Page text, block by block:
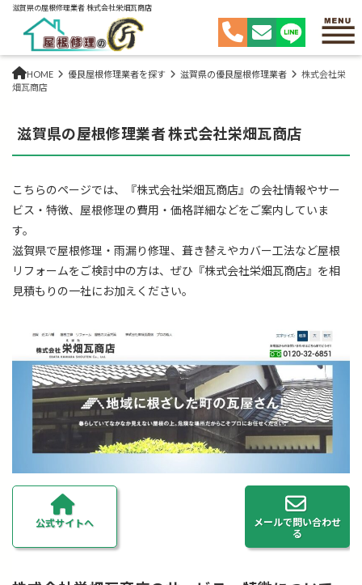
滋賀県の屋根修理業者 株式会社栄畑瓦商店
HOME 優良屋根修理業者を探す 滋賀県の優良屋根修理業者
株式会社栄
畑瓦商店
滋賀県の屋根修理業者 株式会社栄畑瓦商店
こちらのページでは、『株式会社栄畑瓦商店』の会社情報やサー
ビス・特徴、屋根修理の費用・価格詳細などをご案内していま
す。
滋賀県で屋根修理・雨漏り修理、葺き替えやカバー工法など屋根
リフォームをご検討中の方は、ぜひ『株式会社栄畑瓦商店』を相
見積もりの一社にお加えください。
公式サイトへ
メールで問い合わせ
る